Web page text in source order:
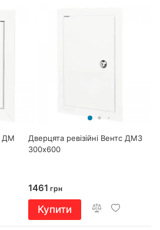
ДМ
Дверцята ревізійні Вентс ДМЗ
300х600
1461 грн
Купити